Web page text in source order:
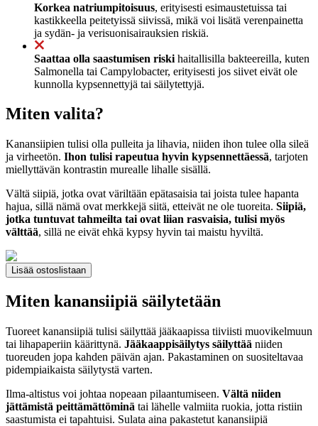
Korkea natriumpitoisuus, erityisesti esimaustetuissa tai
kastikkeella peitetyissä siivissä, mikä voi lisätä verenpainetta
ja sydän- ja verisuonisairauksien riskiä.
Saattaa olla saastumisen riski haitallisilla bakteereilla, kuten
Salmonella tai Campylobacter, erityisesti jos siivet eivät ole
kunnolla kypsennettyjä tai säilytettyjä.
Miten valita?
Kanansiipien tulisi olla pulleita ja lihavia, niiden ihon tulee olla sileä
ja virheetön. Ihon tulisi rapeutua hyvin kypsennettäessä, tarjoten
miellyttävän kontrastin murealle lihalle sisällä.
Vältä siipiä, jotka ovat väriltään epätasaisia tai joista tulee hapanta
hajua, sillä nämä ovat merkkejä siitä, etteivät ne ole tuoreita. Siipiä,
jotka tuntuvat tahmeilta tai ovat liian rasvaisia, tulisi myös
välttää, sillä ne eivät ehkä kypsy hyvin tai maistu hyviltä.
Lisää ostoslistaan
Miten kanansiipiä säilytetään
Tuoreet kanansiipiä tulisi säilyttää jääkaapissa tiiviisti muovikelmuun
tai lihapaperiin käärittynä. Jääkaappisäilytys säilyttää niiden
tuoreuden jopa kahden päivän ajan. Pakastaminen on suositeltavaa
pidempiaikaista säilytystä varten.
Ilma-altistus voi johtaa nopeaan pilaantumiseen. Vältä niiden
jättämistä peittämättöminä tai lähelle valmiita ruokia, jotta ristiin
saastumista ei tapahtuisi. Sulata aina pakastetut kanansiipiä